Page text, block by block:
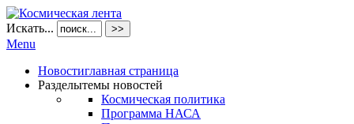
Искать... >>
Menu
Новостиглавная страница
Разделытемы новостей
Космическая политика
Программа НАСА